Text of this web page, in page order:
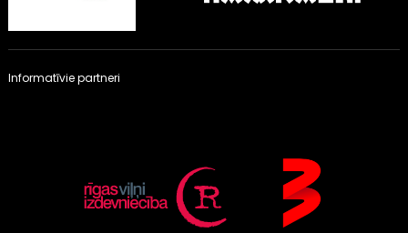
Informatīvie partneri